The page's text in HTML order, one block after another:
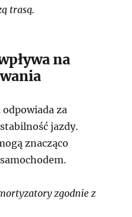
trasą.
na
za
jazdy.
znacząco
zgodnie z